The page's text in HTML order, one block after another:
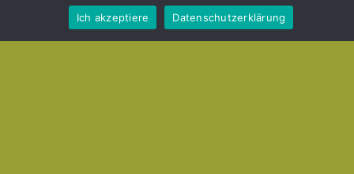
MENU
Datenschutz
Ich akzeptiere
Datenschutzerklärung